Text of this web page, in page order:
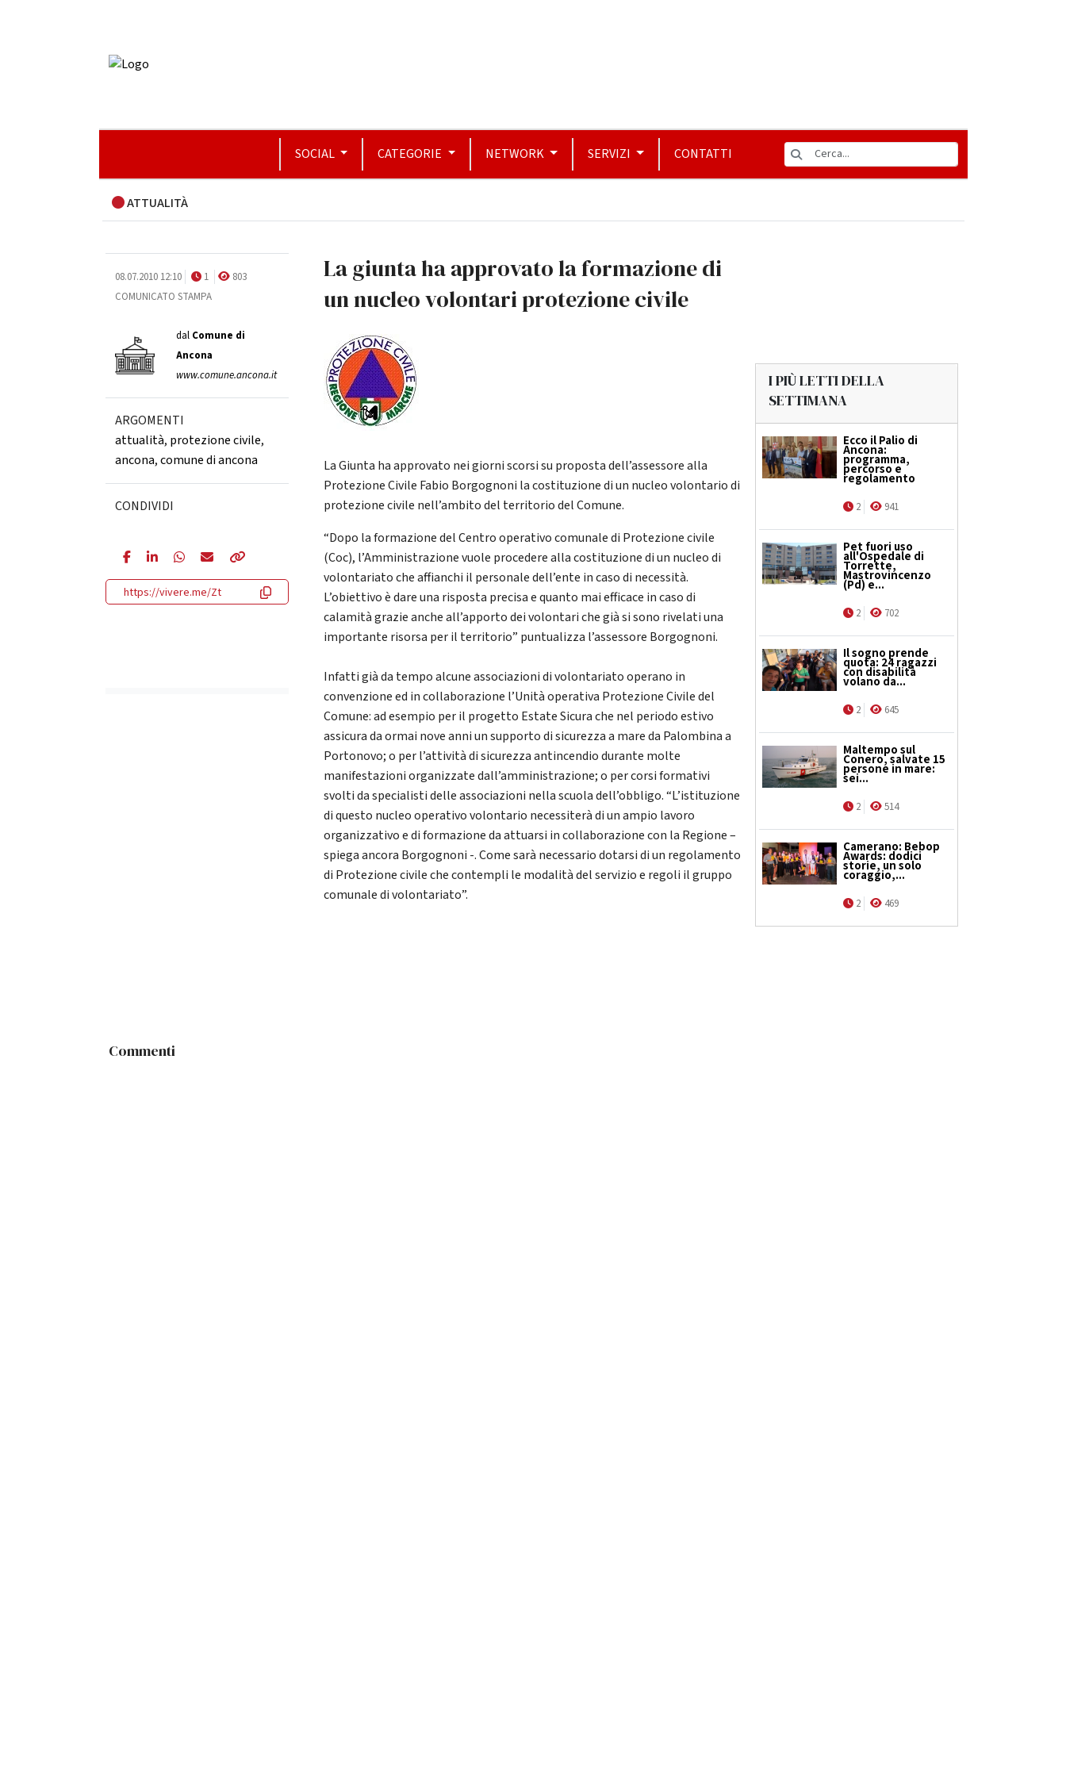
SOCIAL CATEGORIE NETWORK SERVIZI CONTATTI
ATTUALITÀ
08.07.2010 12:10 1
803
COMUNICATO STAMPA
dal Comune di
Ancona
www.comune.ancona.it
ARGOMENTI
attualità, protezione civile,
ancona,comune di ancona
CONDIVIDI
https://vivere.me/Zt
La giunta ha approvato la formazione di
un nucleo volontari protezione civile
La Giunta ha approvato nei giorni scorsi su proposta dell’assessore alla
Protezione Civile Fabio Borgognoni la costituzione di un nucleo volontario di
protezione civile nell’ambito del territorio del Comune.
“Dopo la formazione del Centro operativo comunale di Protezione civile
(Coc), l’Amministrazione vuole procedere alla costituzione di un nucleo di
volontariato che affianchi il personale dell’ente in caso di necessità.
L’obiettivo è dare una risposta precisa e quanto mai efficace in caso di
calamità grazie anche all’apporto dei volontari che già si sono rivelati una
importante risorsa per il territorio” puntualizza l’assessore Borgognoni.
Infatti già da tempo alcune associazioni di volontariato operano in
convenzione ed in collaborazione l’Unità operativa Protezione Civile del
Comune: ad esempio per il progetto Estate Sicura che nel periodo estivo
assicura da ormai nove anni un supporto di sicurezza a mare da Palombina a
Portonovo; o per l’attività di sicurezza antincendio durante molte
manifestazioni organizzate dall’amministrazione; o per corsi formativi
svolti da specialisti delle associazioni nella scuola dell’obbligo. “L’istituzione
di questo nucleo operativo volontario necessiterà di un ampio lavoro
organizzativo e di formazione da attuarsi in collaborazione con la Regione –
spiega ancora Borgognoni -. Come sarà necessario dotarsi di un regolamento
di Protezione civile che contempli le modalità del servizio e regoli il gruppo
comunale di volontariato”.
I PIÙ LETTI DELLA
SETTIMANA
Ecco il Palio di
Ancona:
programma,
percorso e
regolamento
2 941
Pet fuori uso
all'Ospedale di
Torrette,
Mastrovincenzo
(Pd) e...
2 702
Il sogno prende
quota: 24 ragazzi
con disabilità
volano da...
2 645
Maltempo sul
Conero, salvate 15
persone in mare:
sei...
2 514
Camerano: Bebop
Awards: dodici
storie, un solo
coraggio,...
2 469
Commenti